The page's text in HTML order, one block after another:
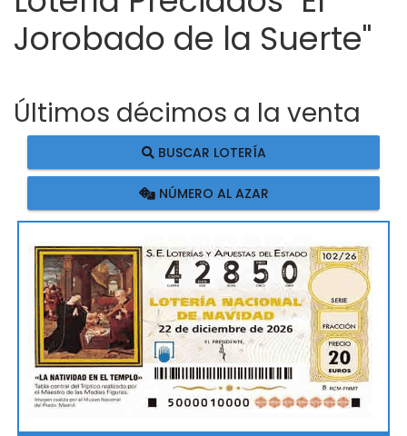
Jorobado de la Suerte"
Últimos décimos a la venta
BUSCAR LOTERÍA
NÚMERO AL AZAR